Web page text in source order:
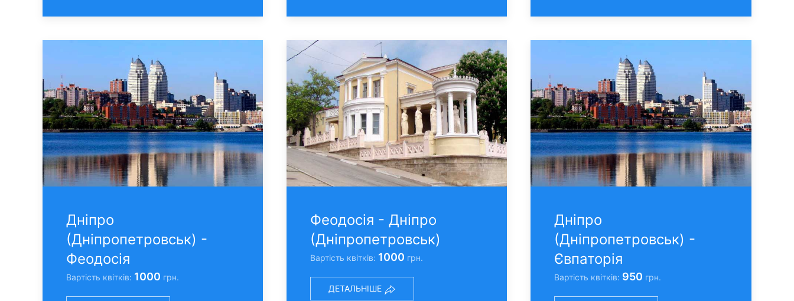
Днiпро
(Днiпропетровськ) -
Феодосiя
Вартість квітків: 1000 грн.
Феодосiя - Днiпро
(Днiпропетровськ)
Вартість квітків: 1000 грн.
ДЕТАЛЬНІШЕ
Днiпро
(Днiпропетровськ) -
Євпаторія
Вартість квітків: 950 грн.